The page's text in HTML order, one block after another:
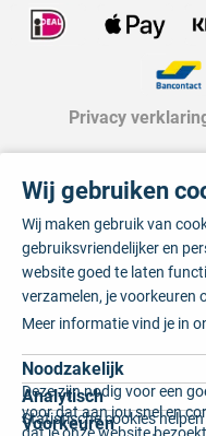
Privacy
Wij gebruiken
Wij maken gebruik van
gebruiksvriendelijker en
website goed te laten
verzamelen, je voorkeuren
Meer informatie vind je in
Noodzakelijk
Deze zijn nodig voor een
voor dat aan jou snel en
dat je onze website
Analytisch
Statistische cookies
Voorkeuren